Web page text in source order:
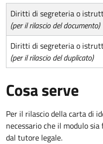
Diritti di segreteria o
(per il rilascio del documento)
Diritti di segreteria o
(per il rilascio del duplicato)
Cosa serve
Per il rilascio della carta di
necessario che il modulo
dal tutore legale.